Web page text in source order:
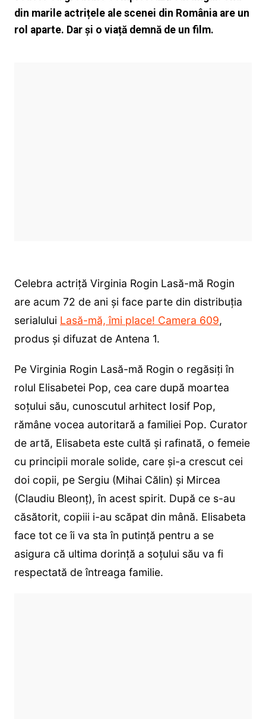
din marile actrițele ale scenei din România are un
rol aparte. Dar și o viață demnă de un film.
Celebra actriță Virginia Rogin Lasă-mă Rogin
are acum 72 de ani și face parte din distribuția
serialului Lasă-mă, îmi place! Camera 609,
produs și difuzat de Antena 1.
Pe Virginia Rogin Lasă-mă Rogin o regăsiți în
rolul Elisabetei Pop, cea care după moartea
soțului său, cunoscutul arhitect Iosif Pop,
rămâne vocea autoritară a familiei Pop. Curator
de artă, Elisabeta este cultă şi rafinată, o femeie
cu principii morale solide, care şi-a crescut cei
doi copii, pe Sergiu (Mihai Călin) şi Mircea
(Claudiu Bleonţ), în acest spirit. După ce s-au
căsătorit, copiii i-au scăpat din mână. Elisabeta
face tot ce îi va sta în putință pentru a se
asigura că ultima dorință a soţului său va fi
respectată de întreaga familie.